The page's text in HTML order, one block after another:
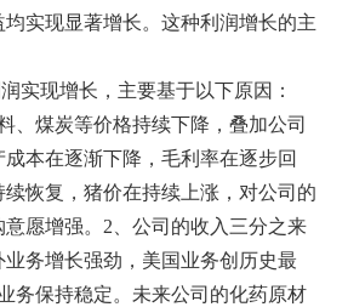
实现显著增长。这种利润增长的主
实现增长，主要基于以下原因：
、煤炭等价格持续下降，叠加公司
本在逐渐下降，毛利率在逐步回
恢复，猪价在持续上涨，对公司的
愿增强。2、公司的收入三分之来
务增长强劲，美国业务创历史最
务保持稳定。未来公司的化药原材